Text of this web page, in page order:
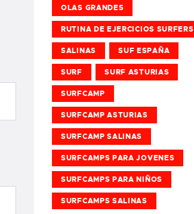
OLAS GRANDES
RUTINA DE EJERCICIOS SURFERS
SALINAS SUF ESPAÑA
SURF SURF ASTURIAS
SURFCAMP
SURFCAMP ASTURIAS
SURFCAMP SALINAS
SURFCAMPS PARA JOVENES
SURFCAMPS PARA NIÑOS
SURFCAMPS SALINAS